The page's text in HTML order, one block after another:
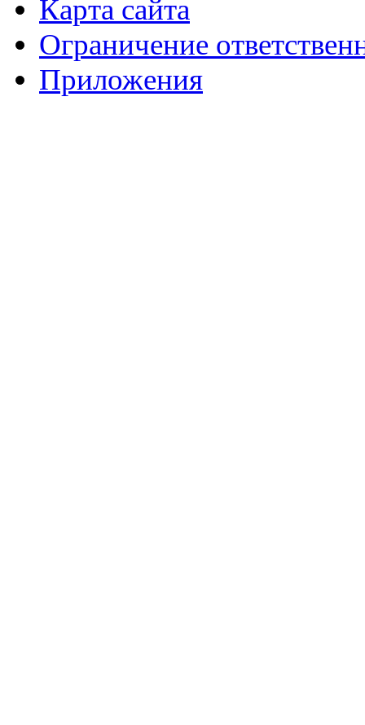
Карта сайта
Ограничение
Приложения